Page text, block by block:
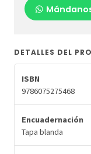
DETALLES DEL
ISBN
9786075275468
Encuadernación
Tapa blanda